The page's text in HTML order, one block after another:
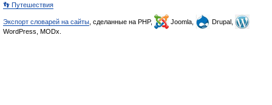
👣 Путешествия
Экспорт словарей на сайты , сделанные на PHP, Joomla,
Drupal,
WordPress, MODx.